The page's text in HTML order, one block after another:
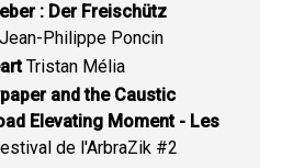
: Der Freischütz
Philippe Poncin
Tristan Mélia
and the Caustic
Elevating Moment - Les
de l'ArbraZik #2